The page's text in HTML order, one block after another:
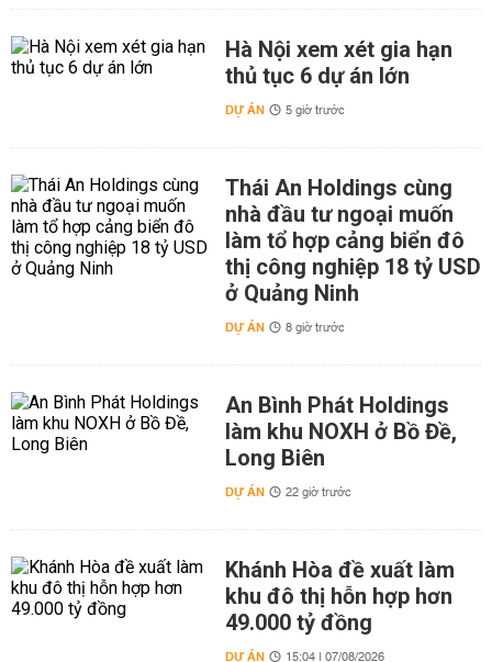
Hà Nội xem xét gia hạn
thủ tục 6 dự án lớn
DỰ ÁN 5 giờ trước
Thái An Holdings cùng
nhà đầu tư ngoại muốn
làm tổ hợp cảng biển đô
thị công nghiệp 18 tỷ USD
ở Quảng Ninh
DỰ ÁN 8 giờ trước
An Bình Phát Holdings
làm khu NOXH ở Bồ Đề,
Long Biên
DỰ ÁN 22 giờ trước
Khánh Hòa đề xuất làm
khu đô thị hỗn hợp hơn
49.000 tỷ đồng
DỰ ÁN 15:04 | 07/08/2026